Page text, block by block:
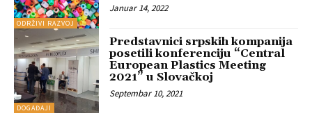
ODRŽIVI RAZVOJ
Januar 14, 2022
DOGAĐAJI
Predstavnici srpskih kompanija
posetili konferenciju “Central
European Plastics Meeting
2021” u Slovačkoj
Septembar 10, 2021